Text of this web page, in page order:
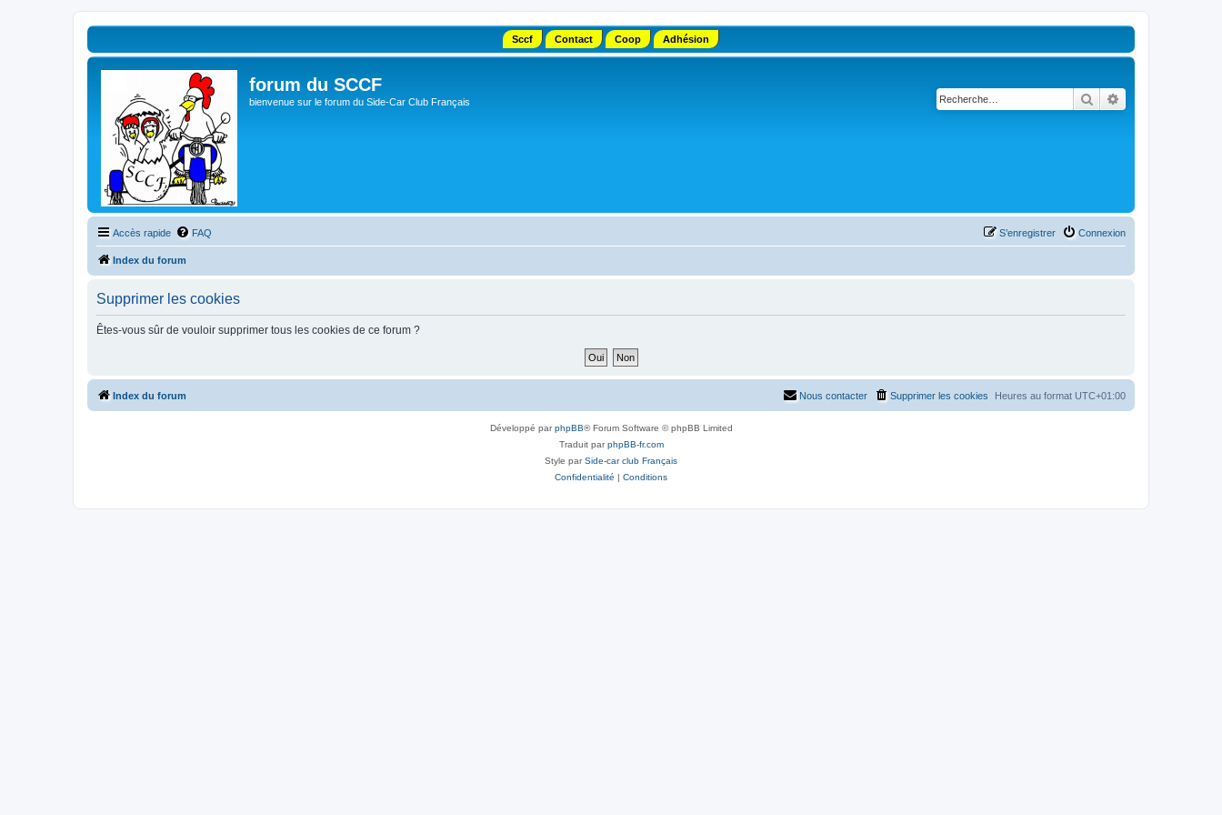
Sccf Contact Coop Adhésion
forum du SCCF
bienvenue sur le forum du Side-Car Club Français Rechercher
Accès rapide FAQ Connexion
S’enregistrer
Index du forum
Supprimer les cookies
Êtes-vous sûr de vouloir supprimer tous les cookies de ce forum ?
Index du forum Heures au format UTC+01:00
Supprimer les cookies
Nous contacter
Développé parphpBB® Forum Software © phpBB Limited
Traduit parphpBB-fr.com
Style parSide-car club Français
Confidentialité | Conditions